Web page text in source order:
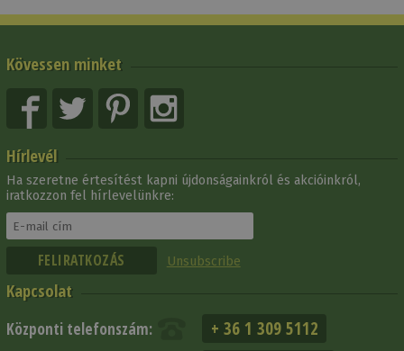
Kövessen minket
Hírlevél
Ha szeretne értesítést kapni újdonságainkról és akcióinkról,
iratkozzon fel hírlevelünkre:
Unsubscribe
Kapcsolat
Központi telefonszám: + 36 1 309 5112